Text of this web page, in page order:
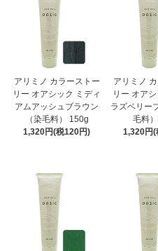
アリミノ カラーストー
リー オアシック ミディ
アムアッシュブラウン
（染毛料） 150g
1,320円(税120円)
アリミノ
リー オア
ラズベリー
毛料
1,320円(